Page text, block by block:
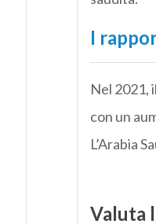
I
Nel 2021,
con un
L’Arabia
Valuta